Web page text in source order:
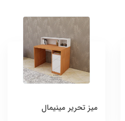
میز تحریر مینیمال